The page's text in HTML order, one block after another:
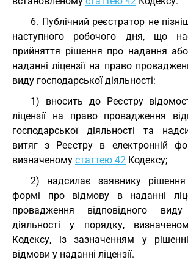
6. Публічний реєстратор не
наступного робочого дня, що
прийняття рішення про надання
наданні ліцензії на право
виду господарської діяльності:
1) вносить до Реєстру
ліцензії на право провадження
господарської діяльності та
витяг з Реєстру в електронній
визначеному статтею 42 Кодексу;
2) надсилає заявнику рішення
формі про відмову в наданні
провадження відповідного виду
діяльності у порядку,
Кодексу, із зазначенням у
відмови у наданні ліцензії.